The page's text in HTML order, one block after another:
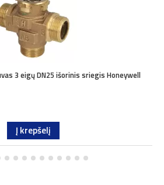
3 eigų DN25 išorinis sriegis Honeywell
Į krepšelį